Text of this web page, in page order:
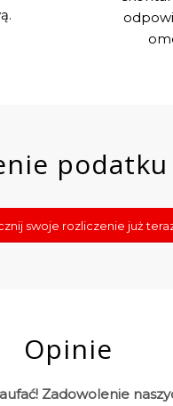
podatku
swoje rozliczenie już
Opinie
Zadowolenie